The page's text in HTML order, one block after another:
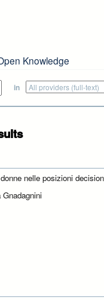
Knowledge
in
nelle posizioni